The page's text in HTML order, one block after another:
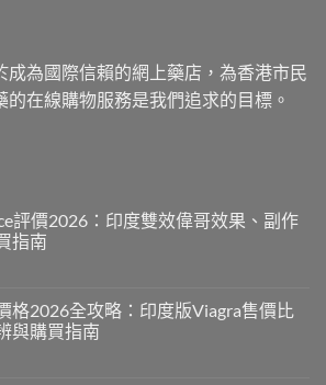
成為國際信賴的網上藥店，為香港市民
在線購物服務是我們追求的目標。
評價2026：印度雙效偉哥效果、副作
指南
格2026全攻略：印度版Viagra售價比
與購買指南